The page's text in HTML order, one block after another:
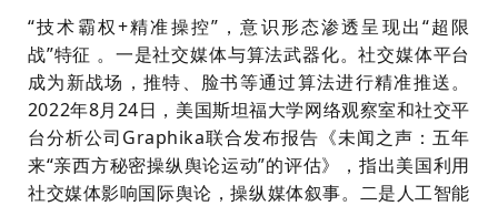
“技术霸权+精准操控”，意识形态渗透呈现出“超限
战”特征 。一是社交媒体与算法武器化。社交媒体平台
成为新战场，推特、脸书等通过算法进行精准推送。
2022年8月24日，美国斯坦福大学网络观察室和社交平
台分析公司Graphika联合发布报告《未闻之声：五年
来“亲西方秘密操纵舆论运动”的评估》，指出美国利用
社交媒体影响国际舆论，操纵媒体叙事。二是人工智能